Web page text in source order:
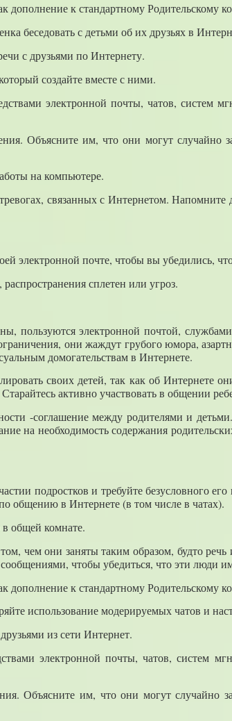
дополнение к стандартному Родительскому
беседовать с детьми об их друзьях в
с друзьями по Интернету.
создайте вместе с ними.
электронной почты, чатов, систем
Объясните им, что они могут случайно
на компьютере.
связанных с Интернетом. Напомните
электронной почте, чтобы вы убедились,
распространения сплетен или угроз.
пользуются электронной почтой,
они жаждут грубого юмора,
домогательствам в Интернете.
своих детей, так как об Интернете
активно участвовать в общении
-соглашение между родителями и
на необходимость содержания
подростков и требуйте безусловного
общению в Интернете (в том числе в чатах).
общей комнате.
чем они заняты таким образом, будто
чтобы убедиться, что эти люди
дополнение к стандартному Родительскому
использование модерируемых чатов и
из сети Интернет.
электронной почты, чатов, систем
Объясните им, что они могут случайно